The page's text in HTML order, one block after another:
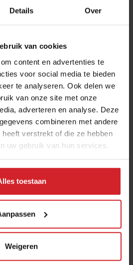
Details Over
van cookies
content en advertenties te
voor social media te bieden
te analyseren. Ook delen we
van onze site met onze
adverteren en analyse. Deze
combineren met andere
verstrekt of die ze hebben
uw gebruik van hun services.
toestaan
Weigeren
groot en klein te klein?
Ballieu vraagt zich af wat de
13 april 2023 | 6 min